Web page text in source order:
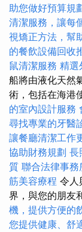
助您做好預算規
清潔服務，讓每
視矯正方法，幫
的餐飲設備回收
鼠清潔服務 精選
船將由液化天然
術，包括在海港
的室內設計服務
尋找專業的牙醫
讓餐廳清潔工作
協助財務規劃 長
質 聯合法律事
筋美容療程 令人
界，與您的朋友
機，提供方便的
您提供健康、舒